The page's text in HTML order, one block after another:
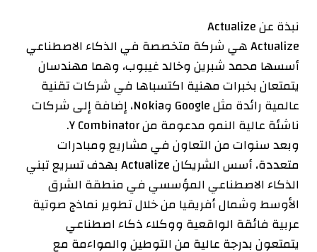
نبذة عن Actualize
Actualize هي شركة متخصصة في الذكاء الاصطناعي
أسسها محمد شبرين وخالد غيبوب، وهما مهندسان
يتمتعان بخبرات مهنية اكتسباها في شركات تقنية
عالمية رائدة مثل Google وNokia، إضافة إلى شركات
ناشئة عالية النمو مدعومة من Y Combinator.
وبعد سنوات من التعاون في مشاريع ومبادرات
متعددة، أسس الشريكان Actualize بهدف تسريع تبني
الذكاء الاصطناعي المؤسسي في منطقة الشرق
الأوسط وشمال أفريقيا من خلال تطوير نماذج صوتية
عربية فائقة الواقعية ووكلاء ذكاء اصطناعي
يتمتعون بدرجة عالية من التوطين والمواءمة مع